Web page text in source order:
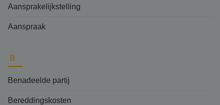
Aansprakelijkstelling
Aanspraak
B
Benadeelde partij
Bereddingskosten